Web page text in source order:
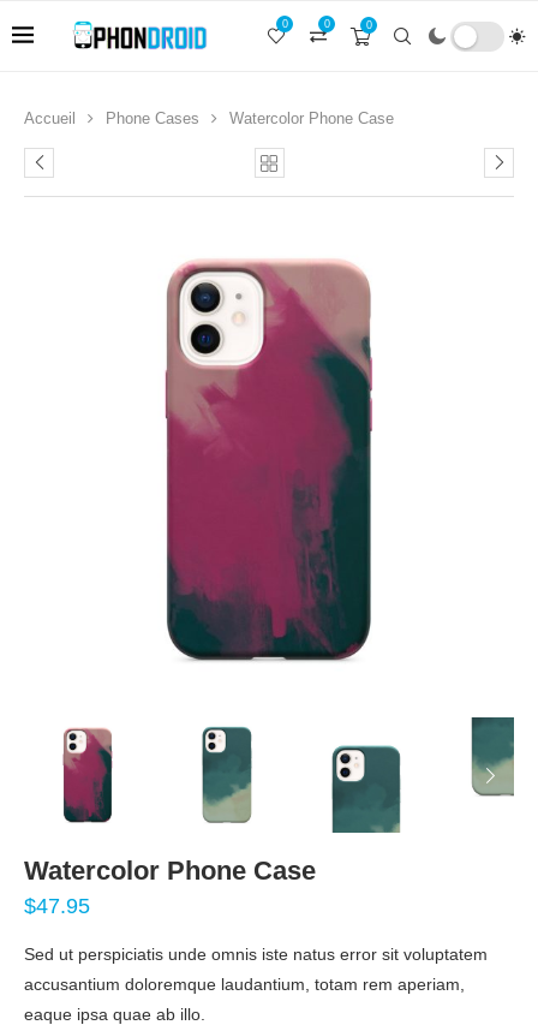
0
0
0
Accueil Phone Cases Watercolor Phone Case
Watercolor Phone Case
$47.95
Sed ut perspiciatis unde omnis iste natus error sit voluptatem
accusantium doloremque laudantium, totam rem aperiam,
eaque ipsa quae ab illo.